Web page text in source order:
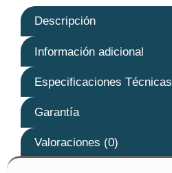
Descripción
Información adicional
Especificaciones Técnicas
Garantía
Valoraciones (0)